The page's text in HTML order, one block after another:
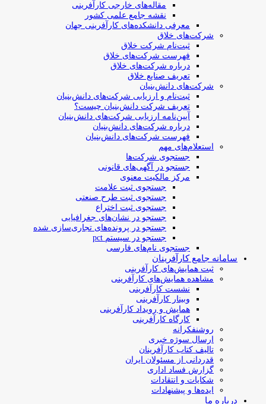
مقاله‌های خارجی کارآفرینی
نقشه جامع علمی کشور
معرفی دانشکده‌های کارآفرینی جهان
شرکت‌های خلاق
ثبت‌نام شرکت خلاق
فهرست شرکت‌های خلاق
درباره شرکت‌های خلاق
تعریف صنایع خلاق
شرکت‌های دانش‌بنیان
ثبت‌نام و ارزیابی شرکت‌های دانش‌بنیان
تعریف شرکت دانش‌بنیان چیست؟
آیین‌نامه ارزیابی شرکت‌های دانش‌بنیان
درباره شرکت‌های دانش‌بنیان
فهرست شرکت‌های دانش‌بنیان
استعلام‌های مهم
جستجوی شرکت‌ها
جستجو در آگهی‌های قانونی
مرکز مالکیت معنوی
جستجوی ثبت علامت
جستجوی ثبت طرح صنعتی
جستجوی ثبت اختراع
جستجو در نشان‌های جغرافیایی
جستجو در پرونده‌های تجاری‌سازی شده
جستجو در سیستم pct
جستجوی نام‌های فارسی
سامانه جامع کارآفرینان
ثبت همایش‌های کارآفرینی
مشاهده همایش‌های کارآفرینی
نشست کارآفرینی
وبینار کارآفرینی
همایش و رویداد کارآفرینی
کارگاه کارآفرینی
روشنفکرانه
ارسال سوژه‌ خبری
تالیف کتاب کارآفرینان
قدردانی از مسئولان ایران
گزارش فساد اداری
شکایات و انتقادات
ایده‌ها و پیشنهادات
درباره ما